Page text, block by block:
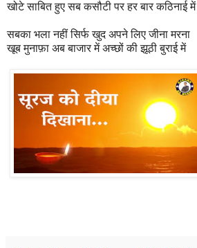
खोटे साबित हुए सब कसौटी पर हर बार कठिनाई में
सबका भला नहीं सिर्फ खुद अपने लिए जीना मरना
खूब मुनाफ़ा अब बाजार में अच्छों की झूठी बुराई में